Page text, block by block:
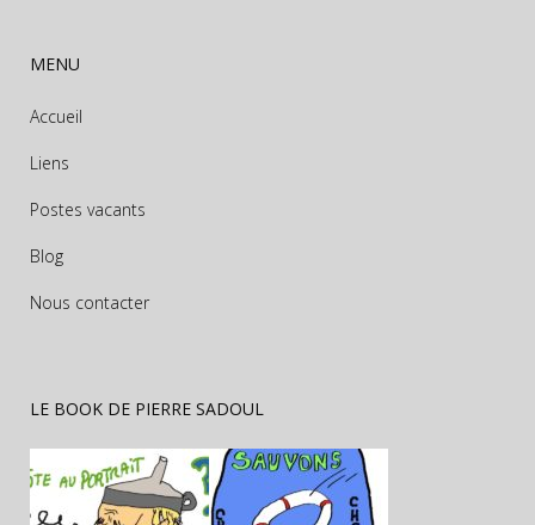
MENU
Accueil
Liens
Postes vacants
Blog
Nous contacter
LE BOOK DE PIERRE SADOUL